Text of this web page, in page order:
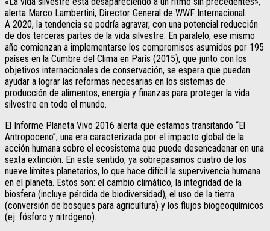
alerta Marco Lambertini, Director General de WWF Internacional.
A 2020, la tendencia se podría agravar, con una potencial reducción
de dos terceras partes de la vida silvestre. En paralelo, ese mismo
año comienzan a implementarse los compromisos asumidos por 195
países en la Cumbre del Clima en París (2015), que junto con los
objetivos internacionales de conservación, se espera que puedan
ayudar a lograr las reformas necesarias en los sistemas de
producción de alimentos, energía y finanzas para proteger la vida
silvestre en todo el mundo.
El Informe Planeta Vivo 2016 alerta que estamos transitando “El
Antropoceno”, una era caracterizada por el impacto global de la
acción humana sobre el ecosistema que puede desencadenar en una
sexta extinción. En este sentido, ya sobrepasamos cuatro de los
nueve límites planetarios, lo que hace difícil la supervivencia humana
en el planeta. Estos son: el cambio climático, la integridad de la
biosfera (incluye pérdida de biodiversidad), el uso de la tierra
(conversión de bosques para agricultura) y los flujos biogeoquímicos
(ej: fósforo y nitrógeno).